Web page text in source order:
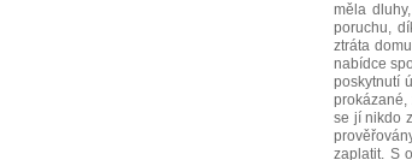
měla
poruchu,
ztráta
nabídce
poskytnutí
se jí nikdo
zaplatit. S